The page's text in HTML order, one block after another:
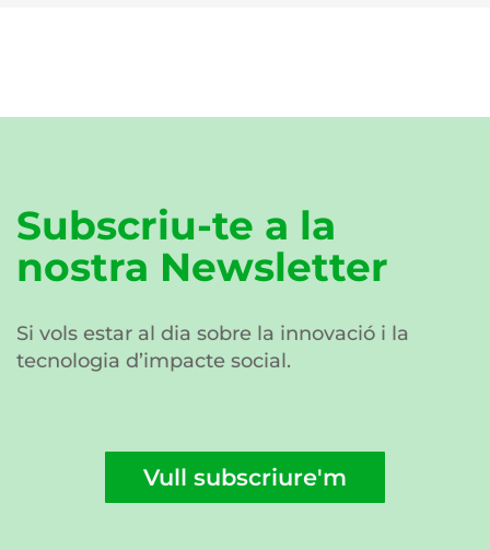
Subscriu-te a la
nostra Newsletter
Si vols estar al dia sobre la innovació i la
tecnologia d’impacte social.
Vull subscriure'm